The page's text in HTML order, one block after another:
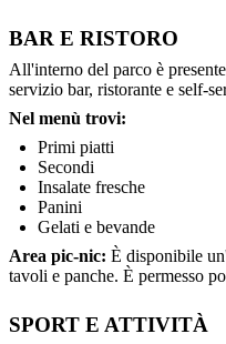
BAR E RISTORO
All'interno del parco è
servizio bar, ristorante e self-
Nel menù trovi:
Primi piatti
Secondi
Insalate fresche
Panini
Gelati e bevande
Area pic-nic: È disponibile
tavoli e panche. È permesso
SPORT E ATTIVITÀ